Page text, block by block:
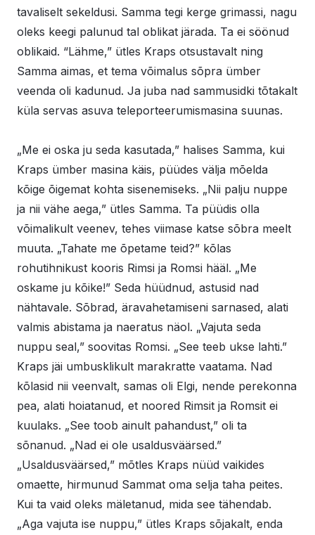
tavaliselt sekeldusi. Samma tegi kerge grimassi, nagu
oleks keegi palunud tal oblikat järada. Ta ei söönud
oblikaid. “Lähme,” ütles Kraps otsustavalt ning
Samma aimas, et tema võimalus sõpra ümber
veenda oli kadunud. Ja juba nad sammusidki tõtakalt
küla servas asuva teleporteerumismasina suunas.
„Me ei oska ju seda kasutada,” halises Samma, kui
Kraps ümber masina käis, püüdes välja mõelda
kõige õigemat kohta sisenemiseks. „Nii palju nuppe
ja nii vähe aega,” ütles Samma. Ta püüdis olla
võimalikult veenev, tehes viimase katse sõbra meelt
muuta. „Tahate me õpetame teid?” kõlas
rohutihnikust kooris Rimsi ja Romsi hääl. „Me
oskame ju kõike!” Seda hüüdnud, astusid nad
nähtavale. Sõbrad, äravahetamiseni sarnased, alati
valmis abistama ja naeratus näol. „Vajuta seda
nuppu seal,” soovitas Romsi. „See teeb ukse lahti.”
Kraps jäi umbusklikult marakratte vaatama. Nad
kõlasid nii veenvalt, samas oli Elgi, nende perekonna
pea, alati hoiatanud, et noored Rimsit ja Romsit ei
kuulaks. „See toob ainult pahandust,” oli ta
sõnanud. „Nad ei ole usaldusväärsed.”
„Usaldusväärsed,” mõtles Kraps nüüd vaikides
omaette, hirmunud Sammat oma selja taha peites.
Kui ta vaid oleks mäletanud, mida see tähendab.
„Aga vajuta ise nuppu,” ütles Kraps sõjakalt, enda